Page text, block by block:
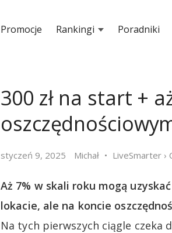
Promocje Rankingi Poradniki
300 zł na start +
styczeń 9, 2025 Michał LiveSmarter ›
Aż 7% w skali roku mogą
lokacie, ale na koncie
Na tych pierwszych ciągle czeka